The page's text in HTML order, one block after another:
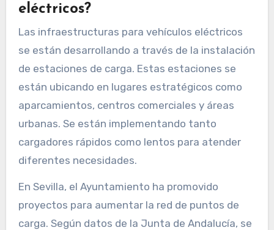
eléctricos?
Las infraestructuras para vehículos eléctricos
se están desarrollando a través de la instalación
de estaciones de carga. Estas estaciones se
están ubicando en lugares estratégicos como
aparcamientos, centros comerciales y áreas
urbanas. Se están implementando tanto
cargadores rápidos como lentos para atender
diferentes necesidades.
En Sevilla, el Ayuntamiento ha promovido
proyectos para aumentar la red de puntos de
carga. Según datos de la Junta de Andalucía, se